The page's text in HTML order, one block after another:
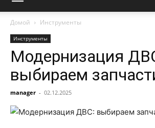
Домой Инструменты
Инструменты
Модернизация
выбираем
manager - 02.12.2025